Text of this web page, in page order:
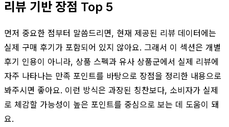
리뷰 기반 장점 Top 5
먼저 중요한 점부터 말씀드리면, 현재 제공된 리뷰 데이터에는
실제 구매 후기가 포함되어 있지 않아요. 그래서 이 섹션은 개별
후기 인용이 아니라, 상품 스펙과 유사 상품군에서 실제 리뷰에
자주 나타나는 만족 포인트를 바탕으로 장점을 정리한 내용으로
봐주시면 좋아요. 이런 방식은 과장된 칭찬보다, 소비자가 실제
로 체감할 가능성이 높은 포인트를 중심으로 보는 데 도움이 돼
요.